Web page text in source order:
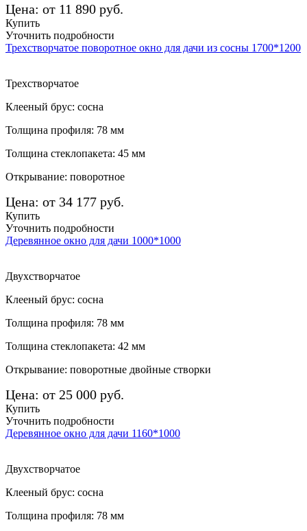
Цена: от 11 890 руб.
Купить
Уточнить подробности
Трехстворчатое поворотное окно для дачи из сосны 1700*1200
Трехстворчатое
Клееный брус: сосна
Толщина профиля: 78 мм
Толщина стеклопакета: 45 мм
Открывание: поворотное
Цена: от 34 177 руб.
Купить
Уточнить подробности
Деревянное окно для дачи 1000*1000
Двухстворчатое
Клееный брус: сосна
Толщина профиля: 78 мм
Толщина стеклопакета: 42 мм
Открывание: поворотные двойные створки
Цена: от 25 000 руб.
Купить
Уточнить подробности
Деревянное окно для дачи 1160*1000
Двухстворчатое
Клееный брус: сосна
Толщина профиля: 78 мм